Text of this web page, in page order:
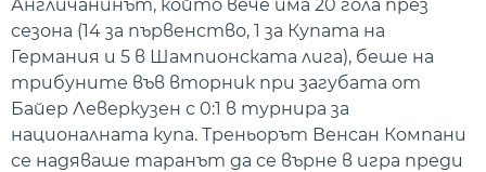
Англичанинът, който вече има 20 гола през
сезона (14 за първенство, 1 за Купата на
Германия и 5 в Шампионската лига), беше на
трибуните във вторник при загубата от
Байер Леверкузен с 0:1 в турнира за
националната купа. Треньорът Венсан Компани
се надяваше таранът да се върне в игра преди